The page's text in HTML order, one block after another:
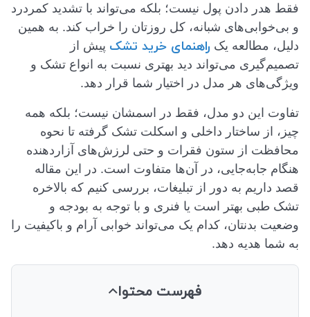
فقط هدر دادن پول نیست؛ بلکه می‌تواند با تشدید کمردرد
و بی‌خوابی‌های شبانه، کل روزتان را خراب کند. به همین
دلیل، مطالعه یک راهنمای خرید تشک پیش از
تصمیم‌گیری می‌تواند دید بهتری نسبت به انواع تشک و
ویژگی‌های هر مدل در اختیار شما قرار دهد.
تفاوت این دو مدل، فقط در اسمشان نیست؛ بلکه همه
چیز، از ساختار داخلی و اسکلت تشک گرفته تا نحوه
محافظت از ستون فقرات و حتی لرزش‌های آزاردهنده
هنگام جابه‌جایی، در آن‌ها متفاوت است. در این مقاله
قصد داریم به دور از تبلیغات، بررسی کنیم که بالاخره
تشک طبی بهتر است یا فنری و با توجه به بودجه و
وضعیت بدنتان، کدام یک می‌تواند خوابی آرام و باکیفیت را
به شما هدیه دهد.
فهرست محتوا